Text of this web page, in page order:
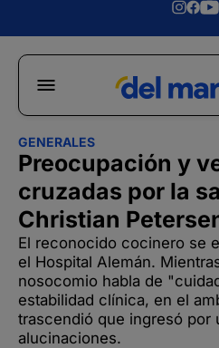
GENERALES
Preocupación y
cruzadas por la
Christian
El reconocido cocinero se
el Hospital Alemán.
nosocomio habla de
estabilidad clínica, en el
trascendió que ingresó por
alucinaciones.